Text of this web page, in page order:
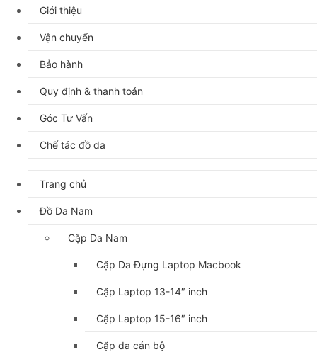
Giới thiệu
Vận chuyển
Bảo hành
Quy định & thanh toán
Góc Tư Vấn
Chế tác đồ da
Trang chủ
Đồ Da Nam
Cặp Da Nam
Cặp Da Đựng Laptop Macbook
Cặp Laptop 13-14″ inch
Cặp Laptop 15-16″ inch
Cặp da cán bộ